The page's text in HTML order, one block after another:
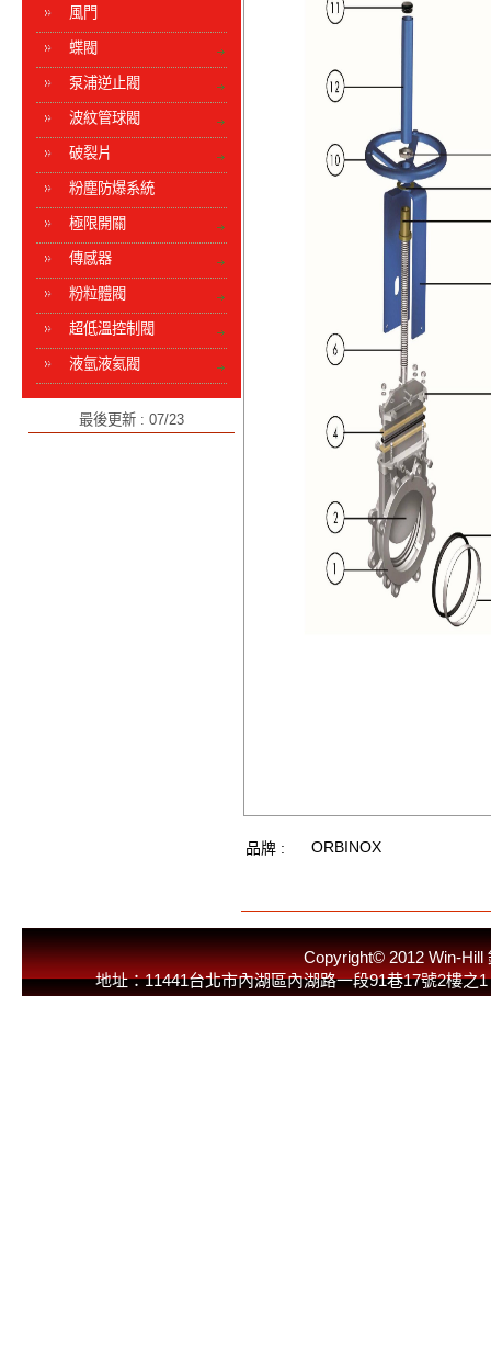
風門
蝶閥
泵浦逆止閥
波紋管球閥
破裂片
粉塵防爆系統
極限開關
傳感器
粉粒體閥
超低溫控制閥
液氫液氦閥
最後更新 : 07/23
品牌 : ORBINOX
Copyright© 2012 Win-
地址：11441台北市內湖區內湖路一段91巷17號2樓